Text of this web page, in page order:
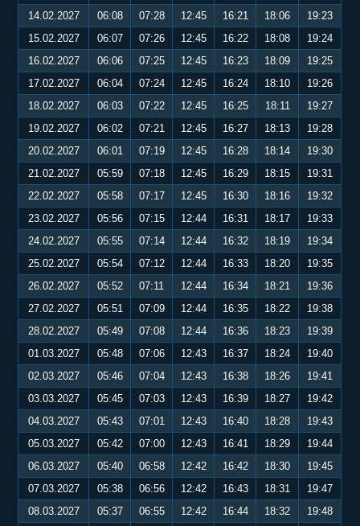
14.02.2027
06:08 07:28 12:45 16:21 18:06
19:23
15.02.2027
06:07 07:26 12:45 16:22 18:08
19:24
16.02.2027
06:06 07:25 12:45 16:23 18:09
19:25
17.02.2027
06:04 07:24 12:45 16:24 18:10
19:26
18.02.2027
06:03 07:22 12:45 16:25 18:11
19:27
19.02.2027
06:02 07:21 12:45 16:27 18:13
19:28
20.02.2027
06:01 07:19 12:45 16:28 18:14
19:30
21.02.2027
05:59 07:18 12:45 16:29 18:15
19:31
22.02.2027
05:58 07:17 12:45 16:30 18:16
19:32
23.02.2027
05:56 07:15 12:44 16:31 18:17
19:33
24.02.2027
05:55 07:14 12:44 16:32 18:19
19:34
25.02.2027
05:54 07:12 12:44 16:33 18:20
19:35
26.02.2027
05:52 07:11 12:44 16:34 18:21
19:36
27.02.2027
05:51 07:09 12:44 16:35 18:22
19:38
28.02.2027
05:49 07:08 12:44 16:36 18:23
19:39
01.03.2027
05:48 07:06 12:43 16:37 18:24
19:40
02.03.2027
05:46 07:04 12:43 16:38 18:26
19:41
03.03.2027
05:45 07:03 12:43 16:39 18:27
19:42
04.03.2027
05:43 07:01 12:43 16:40 18:28
19:43
05.03.2027
05:42 07:00 12:43 16:41 18:29
19:44
06.03.2027
05:40 06:58 12:42 16:42 18:30
19:45
07.03.2027
05:38 06:56 12:42 16:43 18:31
19:47
08.03.2027
05:37 06:55 12:42 16:44 18:32
19:48